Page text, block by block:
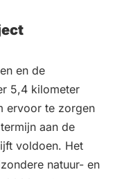
en de
5,4 kilometer
ervoor te zorgen
aan de
voldoen. Het
natuur- en